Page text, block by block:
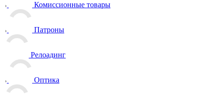
Комиссионные товары
Патроны
Релоадинг
Оптика